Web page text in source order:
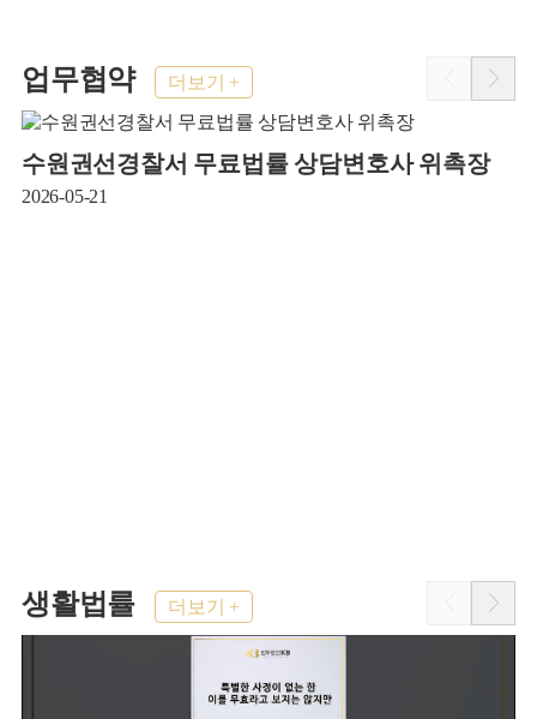
업무협약 더보기 +
수원권선경찰서 무료법률 상담변호사 위촉장
2026-05-21
생활법률 더보기 +